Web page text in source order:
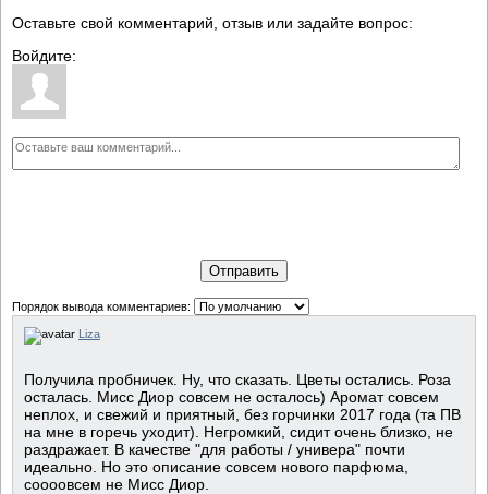
Оставьте свой комментарий, отзыв или задайте вопрос:
Войдите:
Отправить
Порядок вывода комментариев:
Liza
Получила пробничек. Ну, что сказать. Цветы остались. Роза
осталась. Мисс Диор совсем не осталось) Аромат совсем
неплох, и свежий и приятный, без горчинки 2017 года (та ПВ
на мне в горечь уходит). Негромкий, сидит очень близко, не
раздражает. В качестве "для работы / универа" почти
идеально. Но это описание совсем нового парфюма,
соооовсем не Мисс Диор.